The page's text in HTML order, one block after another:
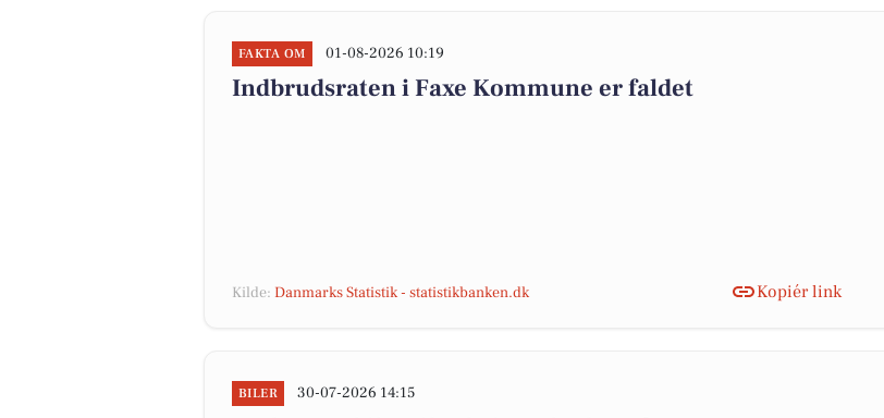
FAKTA OM 01-08-2026 10:19
Indbrudsraten i Faxe Kommune er faldet
Kilde: Danmarks Statistik - statistikbanken.dk Kopiér link
BILER 30-07-2026 14:15